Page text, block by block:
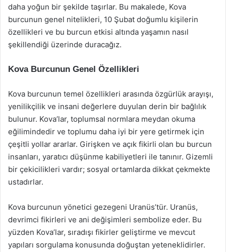
daha yoğun bir şekilde taşırlar. Bu makalede, Kova
burcunun genel nitelikleri, 10 Şubat doğumlu kişilerin
özellikleri ve bu burcun etkisi altında yaşamın nasıl
şekillendiği üzerinde duracağız.
Kova Burcunun Genel Özellikleri
Kova burcunun temel özellikleri arasında özgürlük arayışı,
yenilikçilik ve insani değerlere duyulan derin bir bağlılık
bulunur. Kova’lar, toplumsal normlara meydan okuma
eğilimindedir ve toplumu daha iyi bir yere getirmek için
çeşitli yollar ararlar. Girişken ve açık fikirli olan bu burcun
insanları, yaratıcı düşünme kabiliyetleri ile tanınır. Gizemli
bir çekicilikleri vardır; sosyal ortamlarda dikkat çekmekte
ustadırlar.
Kova burcunun yönetici gezegeni Uranüs’tür. Uranüs,
devrimci fikirleri ve ani değişimleri sembolize eder. Bu
yüzden Kova’lar, sıradışı fikirler geliştirme ve mevcut
yapıları sorgulama konusunda doğuştan yeteneklidirler.